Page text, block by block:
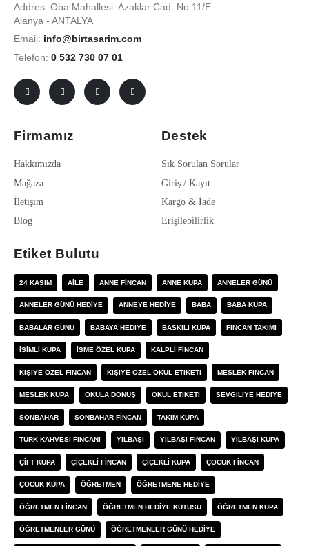
Addres: Oba Mahallesi. Azaklar Cad. No:11/E
Alanya - ANTALYA
Email: info@birtasarim.com
Telefon: 0 532 730 07 01
Firmamız
Hakkımızda
Mağaza
İletişim
Blog
Destek
Sık Sorulan Sorular
Giriş / Kayıt
Kargo & İade
Erişilebilirlik
Etiket Bulutu
24 KASIM AILE ANNE FINCAN ANNE KUPA ANNELER GÜNÜ
ANNELER GÜNÜ HEDIYE ANNEYE HEDIYE BABA BABA KUPA
BABALAR GÜNÜ BABAYA HEDIYE BASKILI KUPA FINCAN TAKIMI
ISIMLI KUPA ISME ÖZEL KUPA KALPLI FINCAN
KIŞIYE ÖZEL FINCAN KIŞIYE ÖZEL OKUL ETIKETI MESLEK FINCAN
MESLEK KUPA OKULA DÖNÜŞ OKUL ETIKETI SEVGILIYE HEDIYE
SONBAHAR SONBAHAR FINCAN TAKIM KUPA
TÜRK KAHVESI FINCANI YILBAŞI YILBAŞI FINCAN YILBAŞI KUPA
ÇIFT KUPA ÇIÇEKLI FINCAN ÇIÇEKLI KUPA ÇOCUK FINCAN
ÇOCUK KUPA ÖĞRETMEN ÖĞRETMENE HEDIYE
ÖĞRETMEN FINCAN ÖĞRETMEN HEDIYE KUTUSU ÖĞRETMEN KUPA
ÖĞRETMENLER GÜNÜ ÖĞRETMENLER GÜNÜ HEDIYE